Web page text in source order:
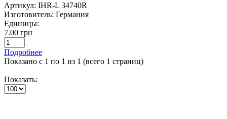
Артикул: IHR-L 34740R
Изготовитель: Германия
Единицы:
7.00 грн
Подробнее
Показано с 1 по 1 из 1 (всего 1 страниц)
Показать: